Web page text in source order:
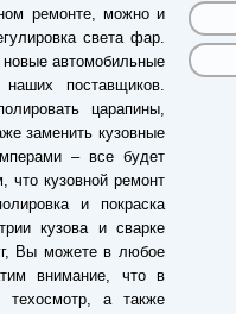
ремонте, можно и
света фар.
автомобильные
поставщиков.
царапины,
заменить кузовные
– все будет
что кузовной ремонт
и покраска
кузова и сварке
Вы можете в любое
внимание, что в
а также